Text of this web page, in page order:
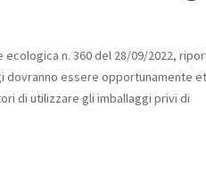
n. 360 del 28/09/2022,
dovranno essere
di utilizzare gli imballaggi privi di